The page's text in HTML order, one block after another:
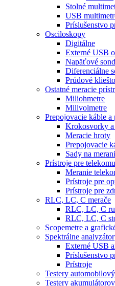
Stolné
USB
Príslušenstvo
Osciloskopy
Digitálne
Externé USB
Napäťové
Diferenciálne
Prúdové
Ostatné meracie
Miliohmetre
Milivolmetre
Prepojovacie káble a
Krokosvorky
Meracie hroty
Prepojovacie
Sady na
Prístroje pre
Meranie
Prístroje pre
Prístroje pre
RLC, LC, C merače
RLC, LC, C
RLC, LC, C
Scopemetre a
Spektrálne
Externé USB
Príslušenstvo
Prístroje
Testery
Testery akumulátorov